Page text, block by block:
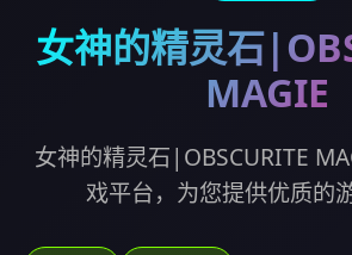
女神的精灵石
MAGIE
女神的精灵石|OBSCURITE
戏平台，为您提供优质的